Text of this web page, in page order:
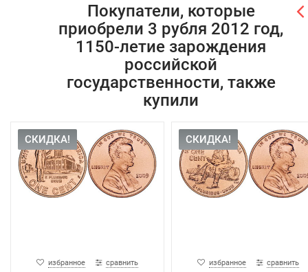
Покупатели, которые
приобрели 3 рубля 2012 год,
1150-летие зарождения
российской
государственности, также
купили
СКИДКА!
избранное сравнить
СКИДКА!
избранное сравнить